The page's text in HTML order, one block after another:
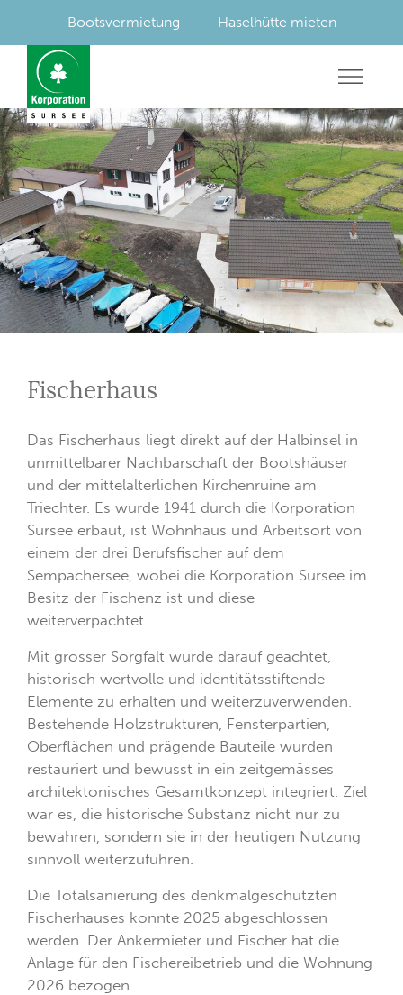
Bootsvermietung Haselhütte mieten
Fischerhaus
Das Fischerhaus liegt direkt auf der Halbinsel in
unmittelbarer Nachbarschaft der Bootshäuser
und der mittelalterlichen Kirchenruine am
Triechter. Es wurde 1941 durch die Korporation
Sursee erbaut, ist Wohnhaus und Arbeitsort von
einem der drei Berufsfischer auf dem
Sempachersee, wobei die Korporation Sursee im
Besitz der Fischenz ist und diese
weiterverpachtet.
Mit grosser Sorgfalt wurde darauf geachtet,
historisch wertvolle und identitätsstiftende
Elemente zu erhalten und weiterzuverwenden.
Bestehende Holzstrukturen, Fensterpartien,
Oberflächen und prägende Bauteile wurden
restauriert und bewusst in ein zeitgemässes
architektonisches Gesamtkonzept integriert. Ziel
war es, die historische Substanz nicht nur zu
bewahren, sondern sie in der heutigen Nutzung
sinnvoll weiterzuführen.
Die Totalsanierung des denkmalgeschützten
Fischerhauses konnte 2025 abgeschlossen
werden. Der Ankermieter und Fischer hat die
Anlage für den Fischereibetrieb und die Wohnung
2026 bezogen.